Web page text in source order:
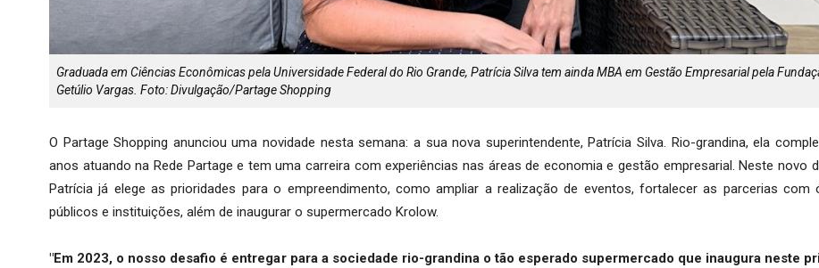
Graduada em Ciências Econômicas pela Universidade Federal do Rio Grande, Patrícia Silva tem ainda MBA em Gestão Empresarial pela
Getúlio Vargas. Foto: Divulgação/Partage Shopping
O Partage Shopping anunciou uma novidade nesta semana: a sua nova superintendente, Patrícia Silva. Rio-grandina, ela
anos atuando na Rede Partage e tem uma carreira com experiências nas áreas de economia e gestão empresarial. Neste novo
Patrícia já elege as prioridades para o empreendimento, como ampliar a realização de eventos, fortalecer as parcerias com
públicos e instituições, além de inaugurar o supermercado Krolow.
"Em 2023, o nosso desafio é entregar para a sociedade rio-grandina o tão esperado supermercado que inaugura neste